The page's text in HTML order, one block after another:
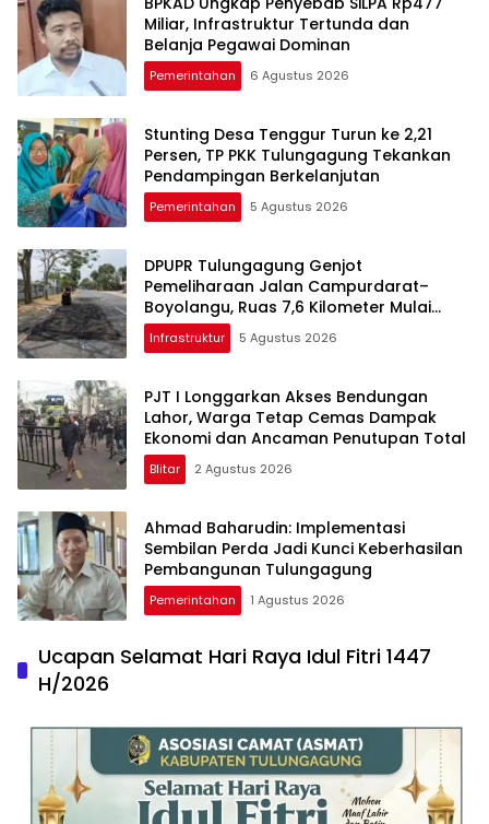
Miliar, Infrastruktur Tertunda dan
Belanja Pegawai Dominan
Pemerintahan 6 Agustus 2026
Stunting Desa Tenggur Turun ke 2,21
Persen, TP PKK Tulungagung Tekankan
Pendampingan Berkelanjutan
Pemerintahan 5 Agustus 2026
DPUPR Tulungagung Genjot
Pemeliharaan Jalan Campurdarat–
Boyolangu, Ruas 7,6 Kilometer Mulai
Diperbaiki
Infrastruktur 5 Agustus 2026
PJT I Longgarkan Akses Bendungan
Lahor, Warga Tetap Cemas Dampak
Ekonomi dan Ancaman Penutupan Total
Blitar 2 Agustus 2026
Ahmad Baharudin: Implementasi
Sembilan Perda Jadi Kunci Keberhasilan
Pembangunan Tulungagung
Pemerintahan 1 Agustus 2026
Ucapan Selamat Hari Raya Idul Fitri 1447
H/2026